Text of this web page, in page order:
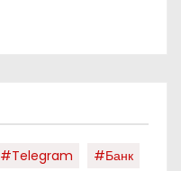
#telegram
#банк